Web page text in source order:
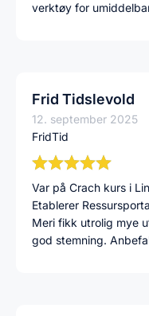
verktøy for
Frid Tidslevold
12. september 2025
FridTid
Var på Crach kurs i
Etablerer
Meri fikk utrolig mye
god stemning.